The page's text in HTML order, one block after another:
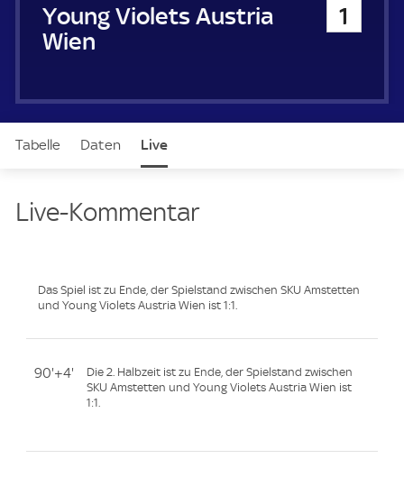
Young Violets Austria Wien
1
Tabelle Daten Live
Live-Kommentar
Das Spiel ist zu Ende, der Spielstand zwischen SKU Amstetten
und Young Violets Austria Wien ist 1:1.
90'+4'
Die 2. Halbzeit ist zu Ende, der Spielstand zwischen
SKU Amstetten und Young Violets Austria Wien ist
1:1.